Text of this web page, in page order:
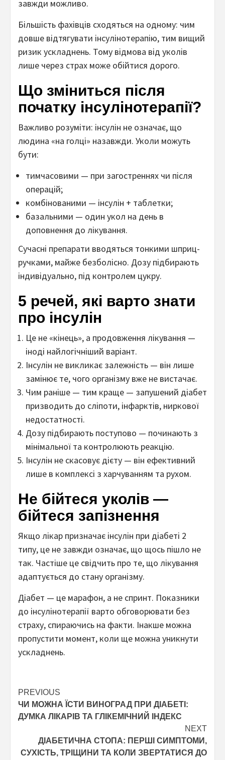
завжди можливо.
Більшість фахівців сходяться на одному: чим
довше відтягувати інсулінотерапію, тим вищий
ризик ускладнень. Тому відмова від уколів
лише через страх може обійтися дорого.
Що зміниться після
початку інсулінотерапії?
Важливо розуміти: інсулін не означає, що
людина «на голці» назавжди. Уколи можуть
бути:
тимчасовими — при загостреннях чи після
операцій;
комбінованими — інсулін + таблетки;
базальними — один укол на день в
доповнення до лікування.
Сучасні препарати вводяться тонкими шприц-
ручками, майже безболісно. Дозу підбирають
індивідуально, під контролем цукру.
5 речей, які варто знати
про інсулін
Це не «кінець», а продовження лікування —
іноді найлогічніший варіант.
Інсулін не викликає залежність — він лише
замінює те, чого організму вже не вистачає.
Чим раніше — тим краще — запушений діабет
призводить до сліпоти, інфарктів, ниркової
недостатності.
Дозу підбирають поступово — починають з
мінімальної та контролюють реакцію.
Інсулін не скасовує дієту — він ефективний
лише в комплексі з харчуванням та рухом.
Не бійтеся уколів —
бійтеся запізнення
Якщо лікар призначає інсулін при діабеті 2
типу, це не завжди означає, що щось пішло не
так. Частіше це свідчить про те, що лікування
адаптується до стану організму.
Діабет — це марафон, а не спринт. Показники
до інсулінотерапії варто обговорювати без
страху, спираючись на факти. Інакше можна
пропустити момент, коли ще можна уникнути
ускладнень.
Post
navigation
PREVIOUS
ЧИ МОЖНА ЇСТИ ВИНОГРАД ПРИ ДІАБЕТІ:
ДУМКА ЛІКАРІВ ТА ГЛІКЕМІЧНИЙ ІНДЕКС
NEXT
ДІАБЕТИЧНА СТОПА: ПЕРШІ СИМПТОМИ,
СУХІСТЬ, ТРІЩИНИ ТА КОЛИ ЗВЕРТАТИСЯ ДО